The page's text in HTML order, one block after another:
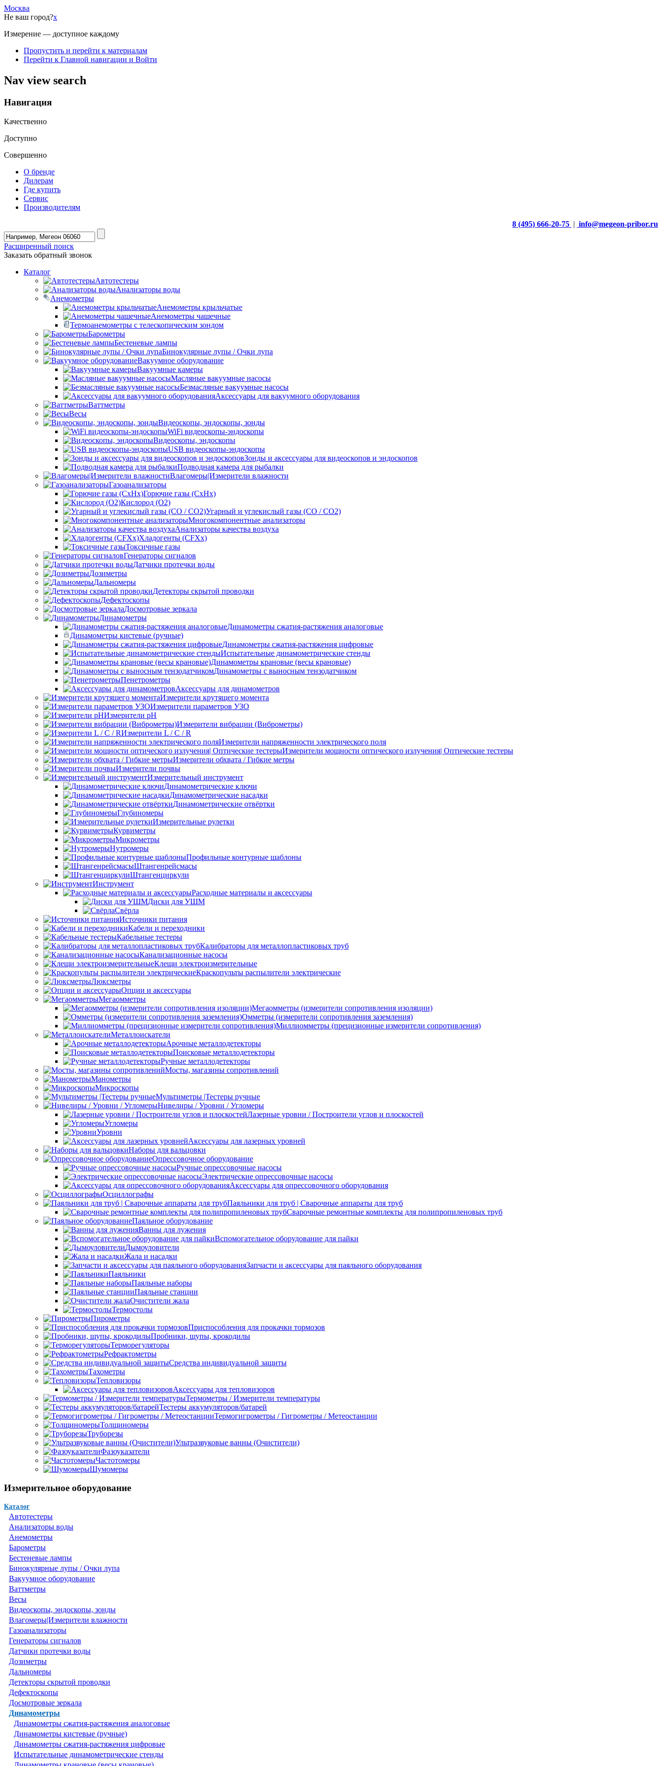
Москва
Не ваш город?x
Измерение — доступное каждому
Пропустить и перейти к материалам
Перейти к Главной навигации и Войти
Nav view search
Навигация
Качественно
Доступно
Совершенно
О бренде
Дилерам
Где купить
Сервис
Производителям
8 (495) 666-20-75 | info@megeon-pribor.ru
Расширенный поиск
Заказать обратный звонок
Каталог
Автотестеры
Анализаторы воды
Анемометры
Анемометры крыльчатые
Анемометры чашечные
Термоанемометры с телескопическим зондом
Барометры
Бестеневые лампы
Бинокулярные лупы / Очки лупа
Вакуумное оборудование
Вакуумные камеры
Масляные вакуумные насосы
Безмасляные вакуумные насосы
Аксессуары для вакуумного оборудования
Ваттметры
Весы
Видеоскопы, эндоскопы, зонды
WiFi видеоскопы-эндоскопы
Видеоскопы, эндоскопы
USB видеоскопы-эндоскопы
Зонды и аксессуары для видеоскопов и эндоскопов
Подводная камера для рыбалки
Влагомеры|Измерители влажности
Газоанализаторы
Горючие газы (CxHx)
Кислород (O2)
Угарный и углекислый газы (CO / CO2)
Многокомпонентные анализаторы
Анализаторы качества воздуха
Хладогенты (CFXx)
Токсичные газы
Генераторы сигналов
Датчики протечки воды
Дозиметры
Дальномеры
Детекторы скрытой проводки
Дефектоскопы
Досмотровые зеркала
Динамометры
Динамометры сжатия-растяжения аналоговые
Динамометры кистевые (ручные)
Динамометры сжатия-растяжения цифровые
Испытательные динамометрические стенды
Динамометры крановые (весы крановые)
Динамометры с выносным тензодатчиком
Пенетрометры
Аксессуары для динамометров
Измерители крутящего момента
Измерители параметров УЗО
Измерители pH
Измерители вибрации (Виброметры)
Измерители L / C / R
Измерители напряженности электрического поля
Измерители мощности оптического излучения| Оптические тестеры
Измерители обхвата / Гибкие метры
Измерители почвы
Измерительный инструмент
Динамометрические ключи
Динамометрические насадки
Динамометрические отвёртки
Глубиномеры
Измерительные рулетки
Курвиметры
Микрометры
Нутромеры
Профильные контурные шаблоны
Штангенрейсмасы
Штангенциркули
Инструмент
Расходные материалы и аксессуары
Диски для УШМ
Свёрла
Источники питания
Кабели и переходники
Кабельные тестеры
Калибраторы для металлопластиковых труб
Канализационные насосы
Клещи электроизмерительные
Краскопульты распылители электрические
Люксметры
Опции и аксессуары
Мегаомметры
Мегаомметры (измерители сопротивления изоляции)
Омметры (измерители сопротивления заземления)
Миллиомметры (прецизионные измерители сопротивления)
Металлоискатели
Арочные металлодетекторы
Поисковые металлодетекторы
Ручные металлодетекторы
Мосты, магазины сопротивлений
Манометры
Микроскопы
Мультиметры |Тестеры ручные
Нивелиры / Уровни / Угломеры
Лазерные уровни / Построители углов и плоскостей
Угломеры
Уровни
Аксессуары для лазерных уровней
Наборы для вальцовки
Опрессовочное оборудование
Ручные опрессовочные насосы
Электрические опрессовочные насосы
Аксессуары для опрессовочного оборудования
Осциллографы
Паяльники для труб | Сварочные аппараты для труб
Сварочные ремонтные комплекты для полипропиленовых труб
Паяльное оборудование
Ванны для лужения
Вспомогательное оборудование для пайки
Дымоуловители
Жала и насадки
Запчасти и аксессуары для паяльного оборудования
Паяльники
Паяльные наборы
Паяльные станции
Очистители жала
Термостолы
Пирометры
Приспособления для прокачки тормозов
Пробники, щупы, крокодилы
Терморегуляторы
Рефрактометры
Средства индивидуальной защиты
Тахометры
Тепловизоры
Аксессуары для тепловизоров
Термометры / Измерители температуры
Тестеры аккумуляторов/батарей
Термогигрометры / Гигрометры / Метеостанции
Толщиномеры
Труборезы
Ультразвуковые ванны (Очистители)
Фазоуказатели
Частотомеры
Шумомеры
Измерительное оборудование
Каталог
Автотестеры
Анализаторы воды
Анемометры
Барометры
Бестеневые лампы
Бинокулярные лупы / Очки лупа
Вакуумное оборудование
Ваттметры
Весы
Видеоскопы, эндоскопы, зонды
Влагомеры|Измерители влажности
Газоанализаторы
Генераторы сигналов
Датчики протечки воды
Дозиметры
Дальномеры
Детекторы скрытой проводки
Дефектоскопы
Досмотровые зеркала
Динамометры
Динамометры сжатия-растяжения аналоговые
Динамометры кистевые (ручные)
Динамометры сжатия-растяжения цифровые
Испытательные динамометрические стенды